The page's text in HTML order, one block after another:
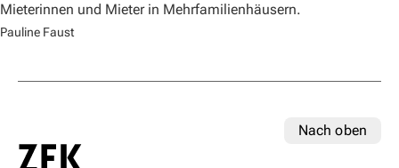
Mieterinnen und Mieter in Mehrfamilienhäusern.
Pauline Faust
Nach oben